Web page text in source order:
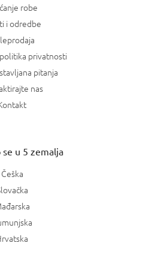
robe
i odredbe
privatnosti
pitanja
nas
se u 5 zemalja
Češka